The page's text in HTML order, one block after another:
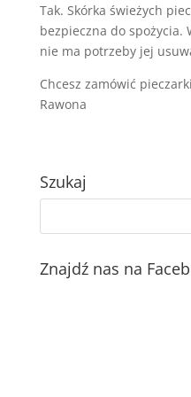
Tak. Skórka świeżych
bezpieczna do spożycia.
nie ma potrzeby jej
Chcesz zamówić
Rawona
Szukaj
Znajdź nas na